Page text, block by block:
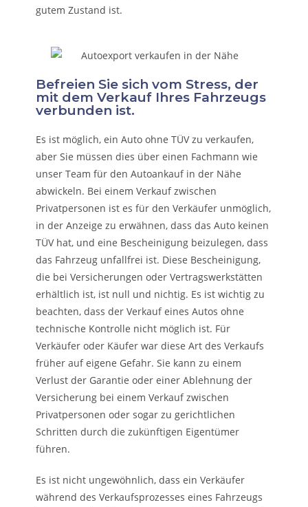
gutem Zustand ist.
Befreien Sie sich vom Stress, der
mit dem Verkauf Ihres Fahrzeugs
verbunden ist.
Es ist möglich, ein Auto ohne TÜV zu verkaufen,
aber Sie müssen dies über einen Fachmann wie
unser Team für den Autoankauf in der Nähe
abwickeln. Bei einem Verkauf zwischen
Privatpersonen ist es für den Verkäufer unmöglich,
in der Anzeige zu erwähnen, dass das Auto keinen
TÜV hat, und eine Bescheinigung beizulegen, dass
das Fahrzeug unfallfrei ist. Diese Bescheinigung,
die bei Versicherungen oder Vertragswerkstätten
erhältlich ist, ist null und nichtig. Es ist wichtig zu
beachten, dass der Verkauf eines Autos ohne
technische Kontrolle nicht möglich ist. Für
Verkäufer oder Käufer war diese Art des Verkaufs
früher auf eigene Gefahr. Sie kann zu einem
Verlust der Garantie oder einer Ablehnung der
Versicherung bei einem Verkauf zwischen
Privatpersonen oder sogar zu gerichtlichen
Schritten durch die zukünftigen Eigentümer
führen.
Es ist nicht ungewöhnlich, dass ein Verkäufer
während des Verkaufsprozesses eines Fahrzeugs